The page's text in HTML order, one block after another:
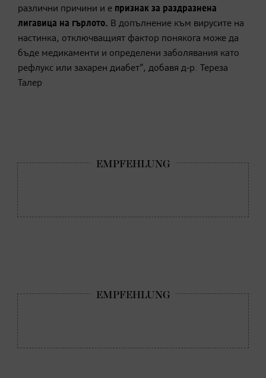
различни причини и е признак за раздразнена
лигавица на гърлото. В допълнение към вирусите на
настинка, отключващият фактор понякога може да
бъде медикаменти и определени заболявания като
рефлукс или захарен диабет“, добавя д-р. Тереза ​​
Талер